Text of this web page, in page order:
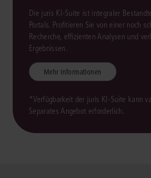
Die juris KI-Suite ist integraler
Portals. Profitieren Sie von einer noch
Recherche, effizienten Analysen und
Ergebnissen.
Mehr Informationen
*Verfügbarkeit der juris KI-Suite kann
Separates Angebot erforderlich.